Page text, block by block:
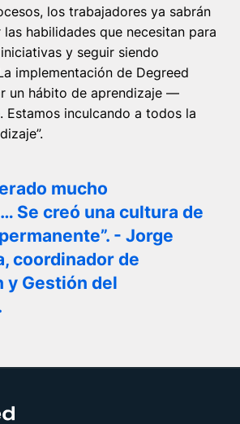
los trabajadores ya sabrán
habilidades que necesitan para
y seguir siendo
implementación de Degreed
un hábito de aprendizaje —
inculcando a todos la
mucho
Se creó una cultura de
- Jorge
coordinador de
y Gestión del